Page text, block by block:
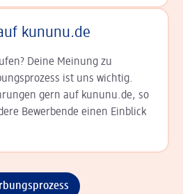
kununu.de
Deine Meinung zu
ist uns wichtig.
gern auf kununu.de, so
Bewerbende einen Einblick